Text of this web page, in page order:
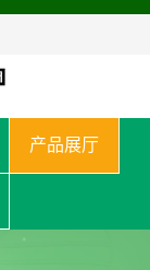
产品展厅